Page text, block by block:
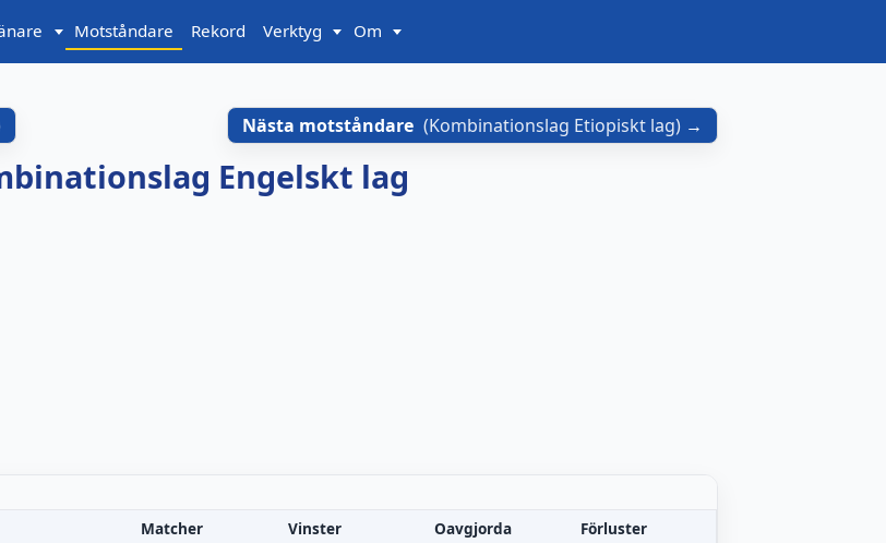
Motståndare Rekord Verktyg Om
Nästa motståndare (Kombinationslag Etiopiskt lag)
Engelskt lag
Matcher Vinster Oavgjorda
Förluster